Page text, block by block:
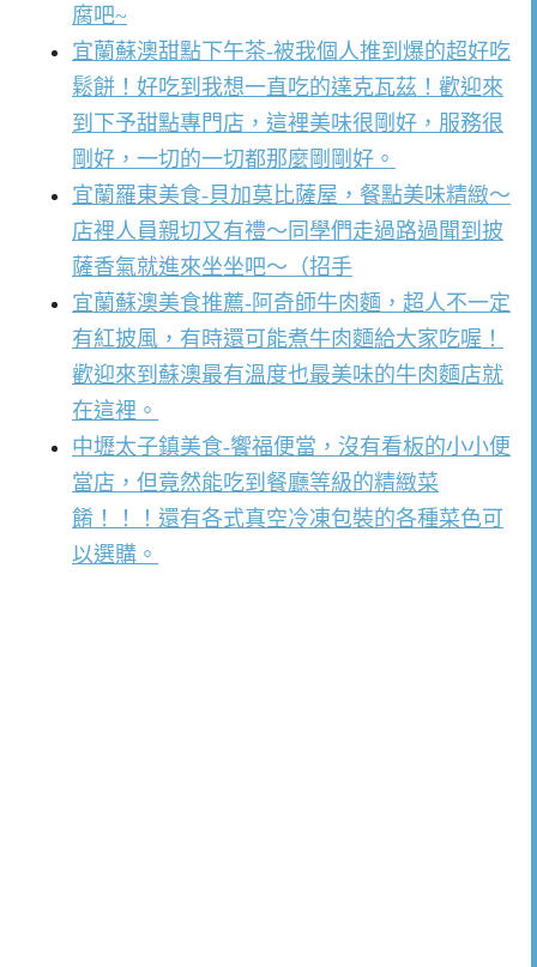
腐吧~
宜蘭蘇澳甜點下午茶-被我個人推到爆的超好吃
鬆餅！好吃到我想一直吃的達克瓦茲！歡迎來
到下予甜點專門店，這裡美味很剛好，服務很
剛好，一切的一切都那麼剛剛好。
宜蘭羅東美食-貝加莫比薩屋，餐點美味精緻～
店裡人員親切又有禮～同學們走過路過聞到披
薩香氣就進來坐坐吧～（招手
宜蘭蘇澳美食推薦-阿奇師牛肉麵，超人不一定
有紅披風，有時還可能煮牛肉麵給大家吃喔！
歡迎來到蘇澳最有溫度也最美味的牛肉麵店就
在這裡。
中壢太子鎮美食-饗福便當，沒有看板的小小便
當店，但竟然能吃到餐廳等級的精緻菜
餚！！！還有各式真空冷凍包裝的各種菜色可
以選購。